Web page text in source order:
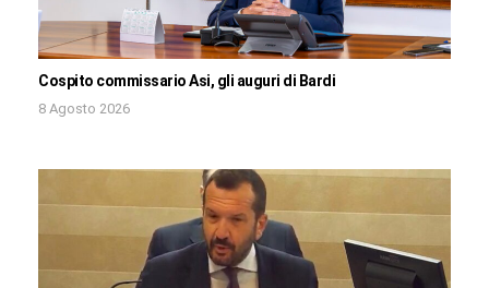
Cospito commissario Asi, gli auguri di Bardi
8 Agosto 2026